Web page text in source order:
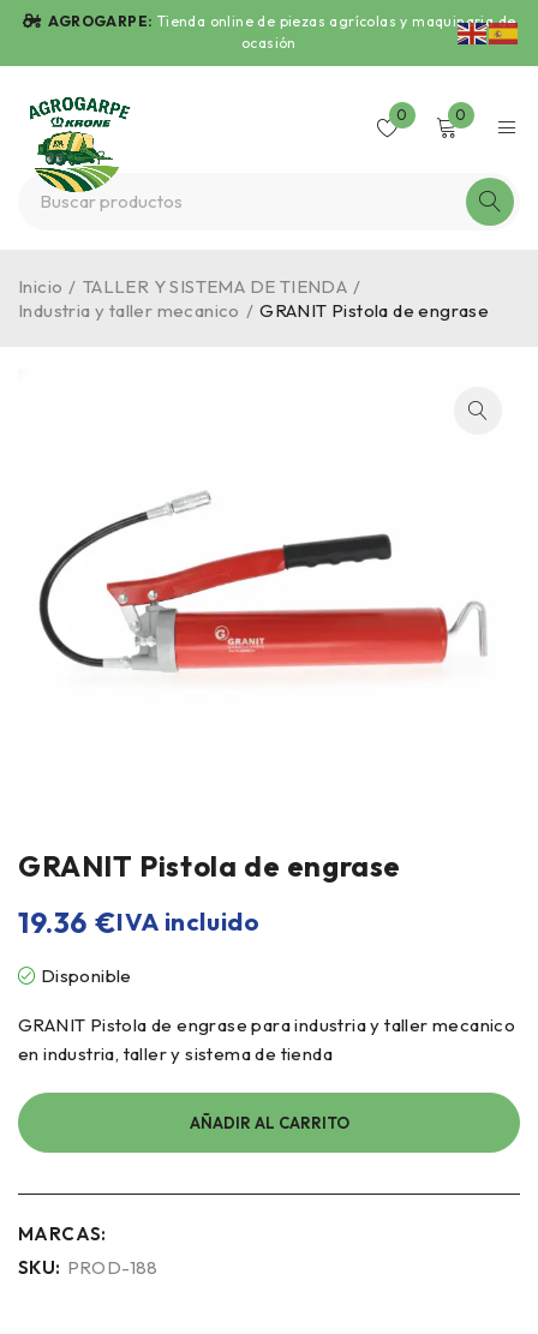
AGROGARPE: Tienda online de piezas agrícolas y maquinaria de
ocasión
0 0
Inicio / TALLER Y SISTEMA DE TIENDA /
Industria y taller mecanico / GRANIT Pistola de engrase
GRANIT Pistola de engrase
19.36 €IVA incluido
Disponible
GRANIT Pistola de engrase para industria y taller mecanico
en industria, taller y sistema de tienda
AÑADIR AL CARRITO
MARCAS:
SKU: PROD-188